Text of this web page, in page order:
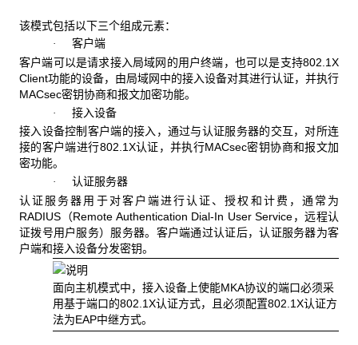
该模式包括以下三个组成元素：
· 客户端
客户端可以是请求接入局域网的用户终端，也可以是支持802.1X
Client功能的设备，由局域网中的接入设备对其进行认证，并执行
MACsec密钥协商和报文加密功能。
· 接入设备
接入设备控制客户端的接入，通过与认证服务器的交互，对所连
接的客户端进行802.1X认证，并执行MACsec密钥协商和报文加
密功能。
· 认证服务器
认证服务器用于对客户端进行认证、授权和计费，通常为
RADIUS（Remote Authentication Dial-In User Service，远程认
证拨号用户服务）服务器。客户端通过认证后，认证服务器为客
户端和接入设备分发密钥。
面向主机模式中，接入设备上使能MKA协议的端口必须采
用基于端口的802.1X认证方式，且必须配置802.1X认证方
法为EAP中继方式。